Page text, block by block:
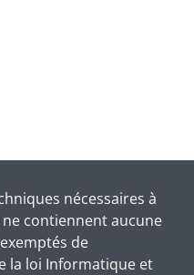
nécessaires à
contiennent aucune
de
la loi Informatique et